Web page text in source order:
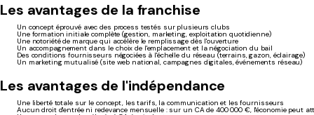
Les avantages de la franchise
Un concept éprouvé avec des process testés sur plusieurs clubs
Une formation initiale complète (gestion, marketing, exploitation quotidienne)
Une notoriété de marque qui accélère le remplissage dès l'ouverture
Un accompagnement dans le choix de l'emplacement et la négociation du bail
Des conditions fournisseurs négociées à l'échelle du réseau (terrains, gazon, éclairage)
Un marketing mutualisé (site web national, campagnes digitales, événements réseau)
Les avantages de l'indépendance
Une liberté totale sur le concept, les tarifs, la communication et les fournisseurs
Aucun droit d'entrée ni redevance mensuelle : sur un CA de 400 000 €, l'économie peut